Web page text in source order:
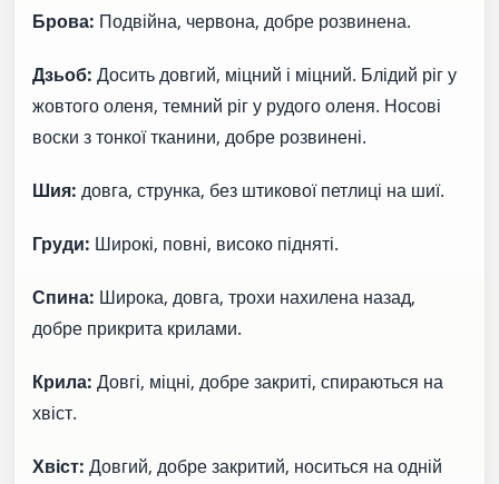
Брова: Подвійна, червона, добре розвинена.
Дзьоб: Досить довгий, міцний і міцний. Блідий ріг у
жовтого оленя, темний ріг у рудого оленя. Носові
воски з тонкої тканини, добре розвинені.
Шия: довга, струнка, без штикової петлиці на шиї.
Груди: Широкі, повні, високо підняті.
Спина: Широка, довга, трохи нахилена назад,
добре прикрита крилами.
Крила: Довгі, міцні, добре закриті, спираються на
хвіст.
Хвіст: Довгий, добре закритий, носиться на одній